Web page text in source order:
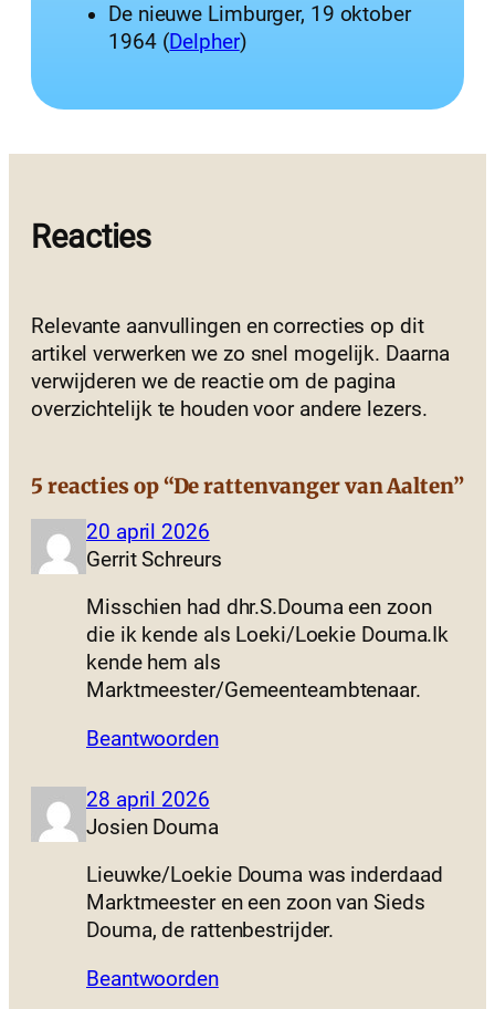
De nieuwe Limburger, 19 oktober
1964 (Delpher)
Reacties
Relevante aanvullingen en correcties op dit
artikel verwerken we zo snel mogelijk. Daarna
verwijderen we de reactie om de pagina
overzichtelijk te houden voor andere lezers.
5 reacties op “De rattenvanger van Aalten”
20 april 2026
Gerrit Schreurs
Misschien had dhr.S.Douma een zoon
die ik kende als Loeki/Loekie Douma.Ik
kende hem als
Marktmeester/Gemeenteambtenaar.
Beantwoorden
28 april 2026
Josien Douma
Lieuwke/Loekie Douma was inderdaad
Marktmeester en een zoon van Sieds
Douma, de rattenbestrijder.
Beantwoorden